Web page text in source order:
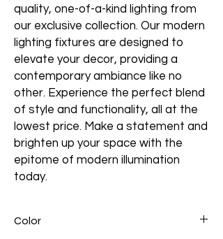
quality, one-of-a-kind lighting from
our exclusive collection. Our modern
lighting fixtures are designed to
elevate your decor, providing a
contemporary ambiance like no
other. Experience the perfect blend
of style and functionality, all at the
lowest price. Make a statement and
brighten up your space with the
epitome of modern illumination
today.
Color